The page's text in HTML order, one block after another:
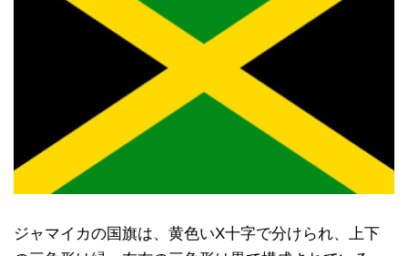
ジャマイカの国旗は、黄色いX十字で分けられ、上下